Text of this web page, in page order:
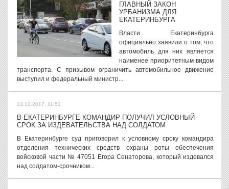
ГЛАВНЫЙ ЗАКОН
УРБАНИЗМА ДЛЯ
ЕКАТЕРИНБУРГА
Власти Екатеринбурга
официально заявили о том, что
автомобиль для них является
наименее приоритетным видом
транспорта. С призывом ограничить автомобильное движение
выступил и федеральный министр...
13.12.2017, 11:52
В ЕКАТЕРИНБУРГЕ КОМАНДИР ПОЛУЧИЛ УСЛОВНЫЙ
СРОК ЗА ИЗДЕВАТЕЛЬСТВА НАД СОЛДАТОМ
В Екатеринбурге суд приговорил к условному сроку командира
отделения технических средств охраны роты обеспечения
войсковой части № 47051 Егора Сенаторова, который издевался
над солдатом-срочником...